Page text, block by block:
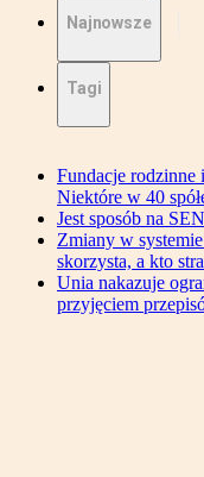
Najnowsze
Tagi
Fundacje rodzinne
Niektóre w 40
Jest sposób na
Zmiany w
skorzysta, a kto
Unia nakazuje
przyjęciem